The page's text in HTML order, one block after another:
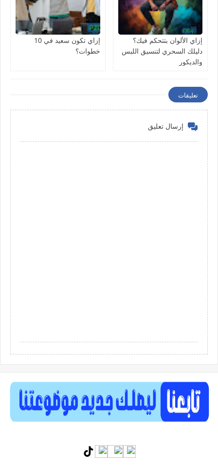
إزاي الألوان بتتحكم فيك؟
دليلك السحري لتنسيق اللبس
والديكور
إزاي تكون سعيد في 10
خطوات؟
تعليقات
إرسال تعليق